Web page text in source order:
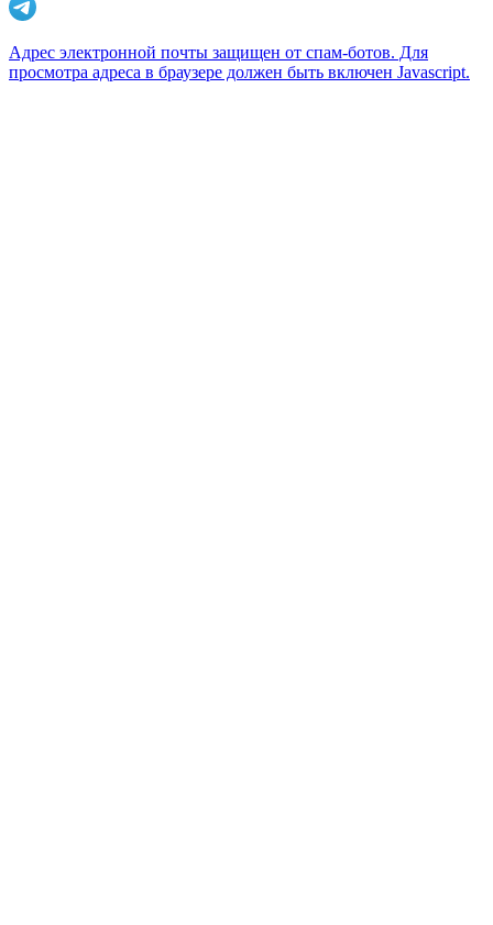
Адрес электронной почты защищен от спам-ботов. Для
просмотра адреса в браузере должен быть включен Javascript.